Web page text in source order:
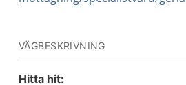
VÄGBESKRIVNING
Hitta hit: